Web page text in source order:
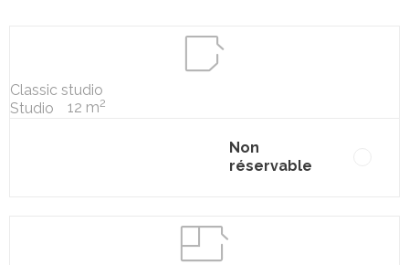
Classic studio
Studio
12 m2
Non
réservable